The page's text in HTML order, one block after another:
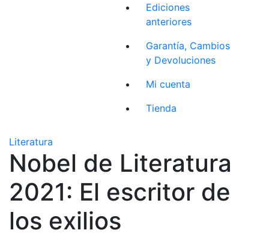
Ediciones
anteriores
Garantía, Cambios
y Devoluciones
Mi cuenta
Tienda
Literatura
Nobel de Literatura
2021: El escritor de
los exilios